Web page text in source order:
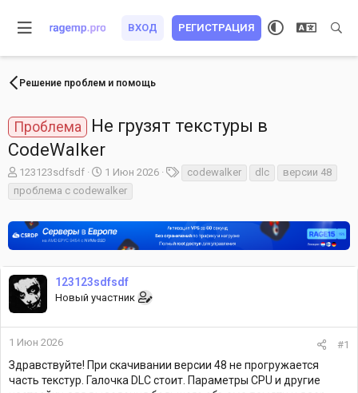
ВХОД РЕГИСТРАЦИЯ
Решение проблем и помощь
Проблема
Не грузят текстуры в
CodeWalker
А
в
т
ы
123123sdfsdf
Д
а
т
н
а
л
а
1 Июн 2026
е
codewalker dlc
версии 48
проблема с codewalker
123123sdfsdf
Новый участник
1 Июн 2026 #1
Здравствуйте! При скачивании версии 48 не прогружается
часть текстур. Галочка DLC стоит. Параметры CPU и другие